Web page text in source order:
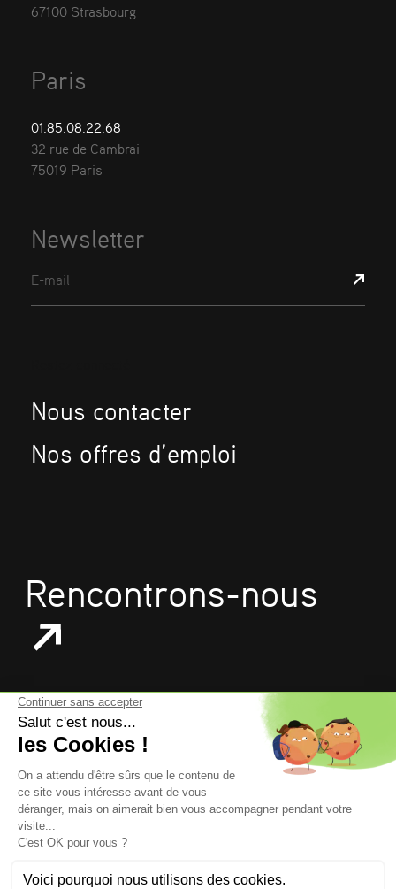
67100 Strasbourg
Paris
01.85.08.22.68
32 rue de Cambrai
75019 Paris
Newsletter
E-mail
Nous contacter
Nos offres d’emploi
Rencontrons-nous
mentions légales
données personnelles
politique de confidentialité
gestion des cookies